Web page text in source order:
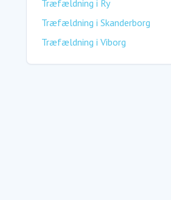
Træfældning i Ry
Træfældning i Skanderborg
Træfældning i Viborg